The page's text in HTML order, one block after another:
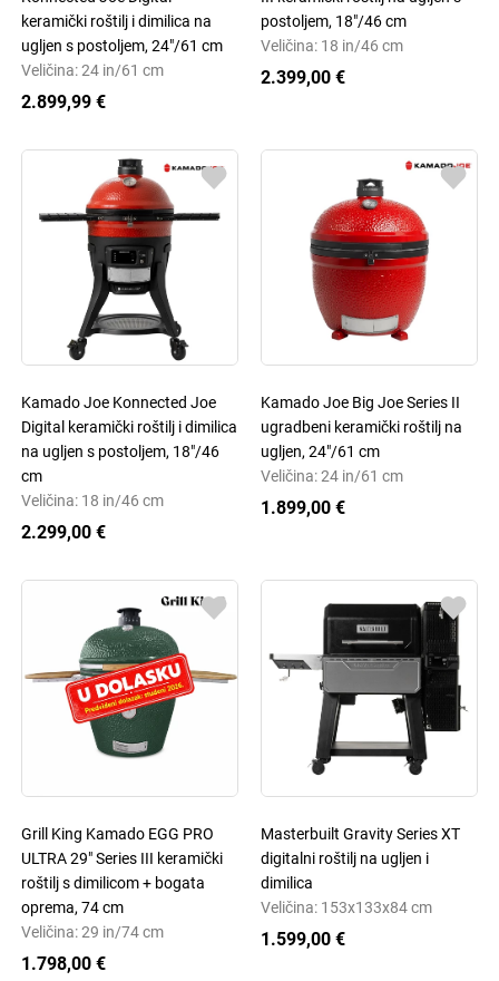
keramički roštilj i dimilica na
ugljen s postoljem, 24"/61 cm
Veličina: 24 in/61 cm
2.899,99 €
postoljem, 18"/46 cm
Veličina: 18 in/46 cm
2.399,00 €
Kamado Joe Konnected Joe
Digital keramički roštilj i dimilica
na ugljen s postoljem, 18"/46
cm
Veličina: 18 in/46 cm
2.299,00 €
Kamado Joe Big Joe Series II
ugradbeni keramički roštilj na
ugljen, 24"/61 cm
Veličina: 24 in/61 cm
1.899,00 €
Grill King Kamado EGG PRO
ULTRA 29" Series III keramički
roštilj s dimilicom + bogata
oprema, 74 cm
Veličina: 29 in/74 cm
1.798,00 €
Masterbuilt Gravity Series XT
digitalni roštilj na ugljen i
dimilica
Veličina: 153x133x84 cm
1.599,00 €